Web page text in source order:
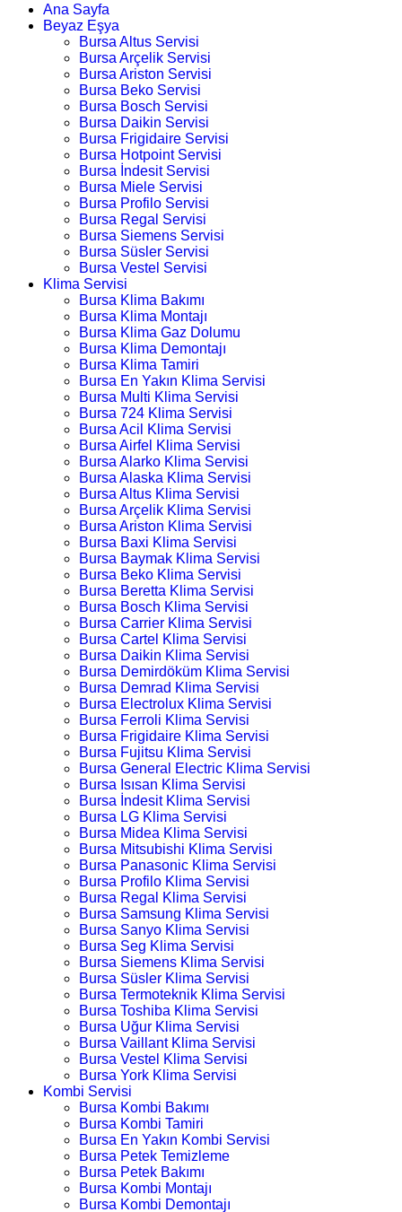
Ana Sayfa
Beyaz Eşya
Bursa Altus Servisi
Bursa Arçelik Servisi
Bursa Ariston Servisi
Bursa Beko Servisi
Bursa Bosch Servisi
Bursa Daikin Servisi
Bursa Frigidaire Servisi
Bursa Hotpoint Servisi
Bursa İndesit Servisi
Bursa Miele Servisi
Bursa Profilo Servisi
Bursa Regal Servisi
Bursa Siemens Servisi
Bursa Süsler Servisi
Bursa Vestel Servisi
Klima Servisi
Bursa Klima Bakımı
Bursa Klima Montajı
Bursa Klima Gaz Dolumu
Bursa Klima Demontajı
Bursa Klima Tamiri
Bursa En Yakın Klima Servisi
Bursa Multi Klima Servisi
Bursa 724 Klima Servisi
Bursa Acil Klima Servisi
Bursa Airfel Klima Servisi
Bursa Alarko Klima Servisi
Bursa Alaska Klima Servisi
Bursa Altus Klima Servisi
Bursa Arçelik Klima Servisi
Bursa Ariston Klima Servisi
Bursa Baxi Klima Servisi
Bursa Baymak Klima Servisi
Bursa Beko Klima Servisi
Bursa Beretta Klima Servisi
Bursa Bosch Klima Servisi
Bursa Carrier Klima Servisi
Bursa Cartel Klima Servisi
Bursa Daikin Klima Servisi
Bursa Demirdöküm Klima Servisi
Bursa Demrad Klima Servisi
Bursa Electrolux Klima Servisi
Bursa Ferroli Klima Servisi
Bursa Frigidaire Klima Servisi
Bursa Fujitsu Klima Servisi
Bursa General Electric Klima Servisi
Bursa Isısan Klima Servisi
Bursa İndesit Klima Servisi
Bursa LG Klima Servisi
Bursa Midea Klima Servisi
Bursa Mitsubishi Klima Servisi
Bursa Panasonic Klima Servisi
Bursa Profilo Klima Servisi
Bursa Regal Klima Servisi
Bursa Samsung Klima Servisi
Bursa Sanyo Klima Servisi
Bursa Seg Klima Servisi
Bursa Siemens Klima Servisi
Bursa Süsler Klima Servisi
Bursa Termoteknik Klima Servisi
Bursa Toshiba Klima Servisi
Bursa Uğur Klima Servisi
Bursa Vaillant Klima Servisi
Bursa Vestel Klima Servisi
Bursa York Klima Servisi
Kombi Servisi
Bursa Kombi Bakımı
Bursa Kombi Tamiri
Bursa En Yakın Kombi Servisi
Bursa Petek Temizleme
Bursa Petek Bakımı
Bursa Kombi Montajı
Bursa Kombi Demontajı